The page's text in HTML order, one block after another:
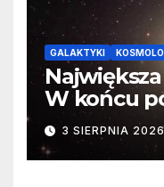
GALAKTYKI
W końcu
faktyczne
3 SIERPNIA 2026